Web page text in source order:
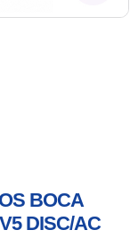
BOCA
DISC/AC